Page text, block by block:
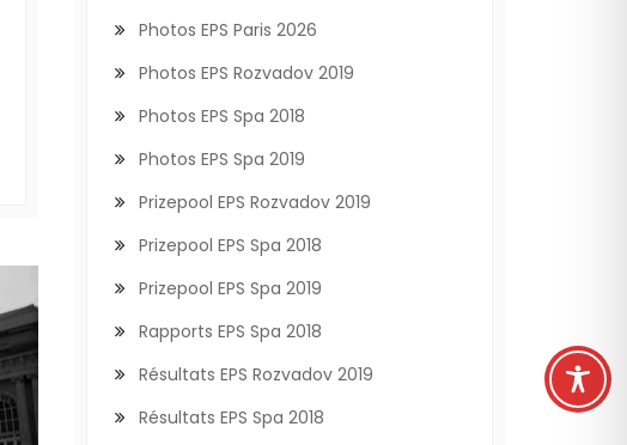
Photos EPS Paris 2026
Photos EPS Rozvadov 2019
Photos EPS Spa 2018
Photos EPS Spa 2019
Prizepool EPS Rozvadov 2019
Prizepool EPS Spa 2018
Prizepool EPS Spa 2019
Rapports EPS Spa 2018
Résultats EPS Rozvadov 2019
Résultats EPS Spa 2018